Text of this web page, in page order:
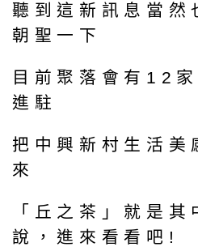
聽到這新訊息當然
朝聖一下
目前聚落會有12
進駐
把中興新村生活美
來
「丘之茶」就是其
說，進來看看吧!